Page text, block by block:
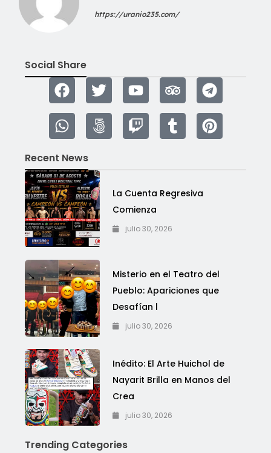
https://uranio235.com/
Social Share
Recent News
La Cuenta Regresiva
Comienza
julio 30, 2026
Misterio en el Teatro del
Pueblo: Apariciones que
Desafían l
julio 30, 2026
Inédito: El Arte Huichol de
Nayarit Brilla en Manos del
Crea
julio 30, 2026
Trending Categories